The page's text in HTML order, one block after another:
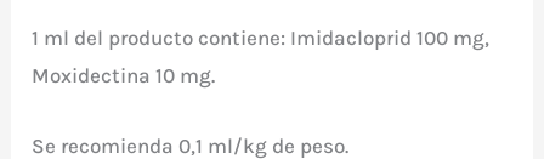
1 ml del producto contiene: Imidacloprid 100 mg,
Moxidectina 10 mg.
Se recomienda 0,1 ml/kg de peso.